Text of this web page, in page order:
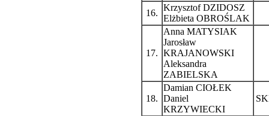
16.
Krzysztof DZIDOSZ
Elżbieta OBROŚLAK
17.
Anna MATYSIAK
Jarosław
KRAJANOWSKI
Aleksandra
ZABIELSKA
18.
Damian CIOŁEK
Daniel
KRZYWIECKI